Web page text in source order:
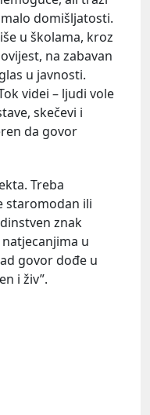
domišljatosti.
u školama, kroz
na zabavan
u javnosti.
videi – ljudi vole
skečevi i
da govor
Treba
staromodan ili
znak
u
govor dođe u
i živ”.